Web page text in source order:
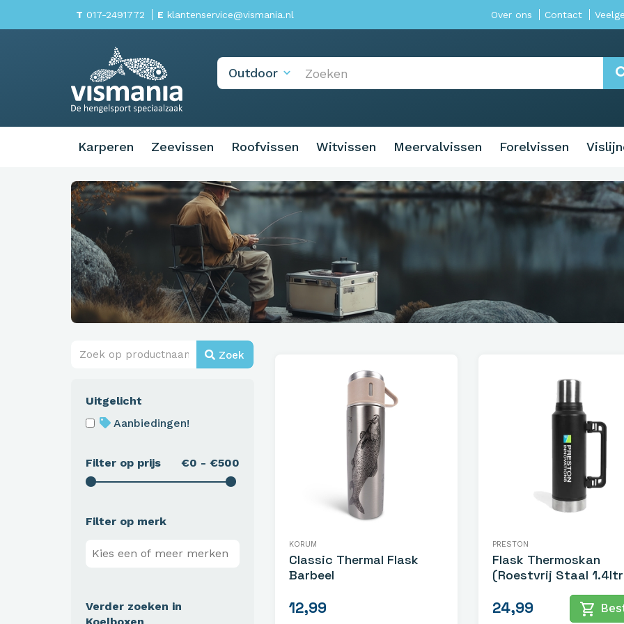
T 017-2491772 E klantenservice@vismania.nl Over ons Contact
Karperen Zeevissen Roofvissen Witvissen Meervalvissen Forelvissen
Zoek
Uitgelicht
Aanbiedingen!
€0 - €500
Filter op prijs
Filter op merk
Verder zoeken in
KORUM
Classic Thermal Flask
Barbeel
12,99
PRESTON
Flask Thermoskan
(Roestvrij Staal
24,99 shopping_cart